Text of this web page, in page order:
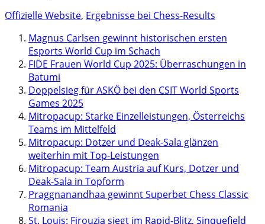
Offizielle Website, Ergebnisse bei Chess-Results
Magnus Carlsen gewinnt historischen ersten
Esports World Cup im Schach
FIDE Frauen World Cup 2025: Überraschungen in
Batumi
Doppelsieg für ASKÖ bei den CSIT World Sports
Games 2025
Mitropacup: Starke Einzelleistungen, Österreichs
Teams im Mittelfeld
Mitropacup: Dotzer und Deak-Sala glänzen
weiterhin mit Top-Leistungen
Mitropacup: Team Austria auf Kurs, Dotzer und
Deak-Sala in Topform
Praggnanandhaa gewinnt Superbet Chess Classic
Romania
St. Louis: Firouzja siegt im Rapid-Blitz, Sinquefield